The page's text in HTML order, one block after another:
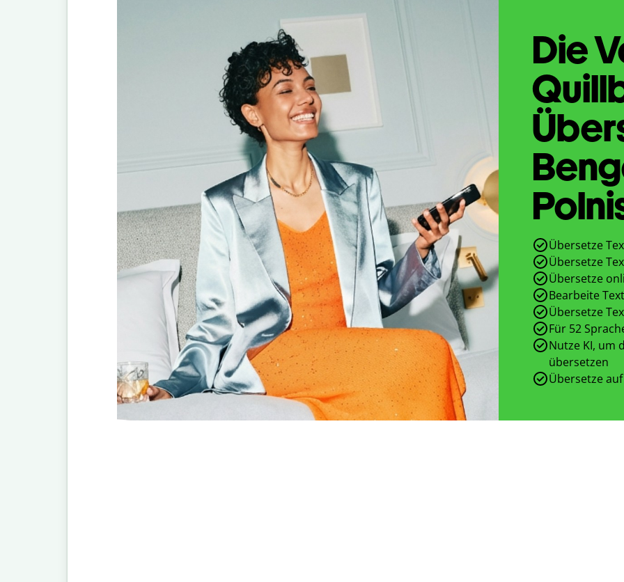
Die
Übersetze
Übersetze
Übersetze
Bearbeite
Übersetze
Für 52
Nutze KI, um
übersetzen
Übersetze